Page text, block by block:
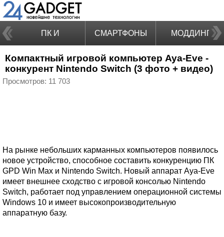
ПК И
НОУТБУКИ
СМАРТФОНЫ МОДДИНГ
Компактный игровой компьютер Aya-Eve -
конкурент Nintendo Switch (3 фото + видео)
Просмотров: 11 703
На рынке небольших карманных компьютеров появилось
новое устройство, способное составить конкуренцию ПК
GPD Win Max и Nintendo Switch. Новый аппарат Aya-Eve
имеет внешнее сходство с игровой консолью Nintendo
Switch, работает под управлением операционной системы
Windows 10 и имеет высокопроизводительную
аппаратную базу.